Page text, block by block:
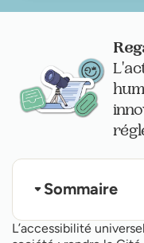
L’accessibilité
Sommaire
Exemples